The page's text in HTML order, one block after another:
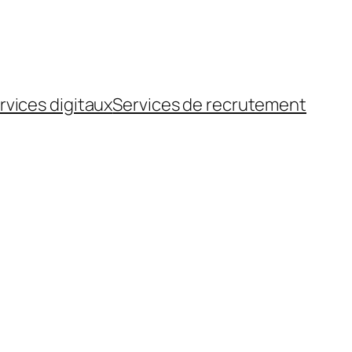
digitauxServices de recrutement